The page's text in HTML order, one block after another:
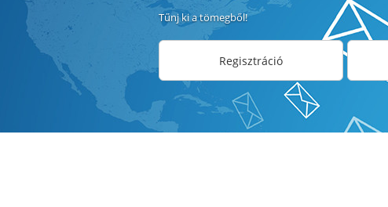
Tűnj ki a tömegből!
Regisztráció